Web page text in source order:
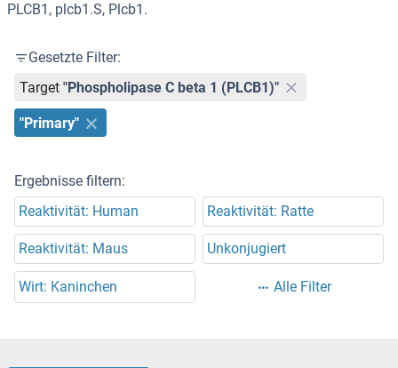
PLCB1, plcb1.S, Plcb1.
Gesetzte Filter:
Target "Phospholipase C beta 1 (PLCB1)"
"Primary"
Ergebnisse filtern:
Reaktivität: Human
Reaktivität: Ratte
Reaktivität: Maus Unkonjugiert
Wirt: Kaninchen Alle Filter